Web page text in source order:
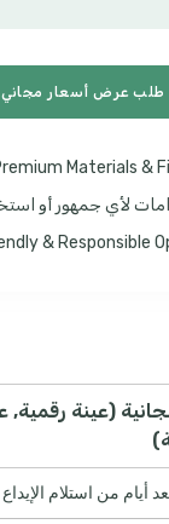
عرض أسعار مجاني
Premium Materials
لأي جمهور أو
&
(عينة رقمية,